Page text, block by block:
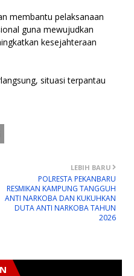
membantu pelaksanaan
guna mewujudkan
kesejahteraan
situasi terpantau
LEBIH BARU
POLRESTA PEKANBARU
RESMIKAN KAMPUNG TANGGUH
ANTI NARKOBA DAN KUKUHKAN
DUTA ANTI NARKOBA TAHUN
2026